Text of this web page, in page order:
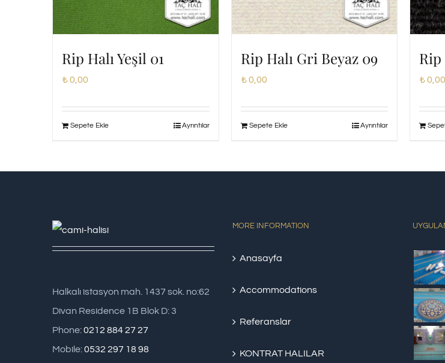
Rip Halı Yeşil 01
₺0,00
Sepete Ekle Ayrıntılar
Rip Halı Gri Beyaz 09
₺0,00
Sepete Ekle Ayrıntılar
Rip
₺0,00
Halkalı istasyon mah. 1437 sok. no:62
Divan Residence 1B Blok D: 3
Phone:0212 884 27 27
Mobile:0532 297 18 98
MORE INFORMATION
Anasayfa
Accommodations
Referanslar
KONTRAT HALILAR